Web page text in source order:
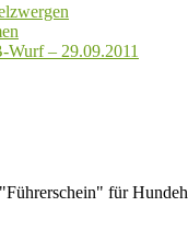
Wurf – 29.09.2011
für